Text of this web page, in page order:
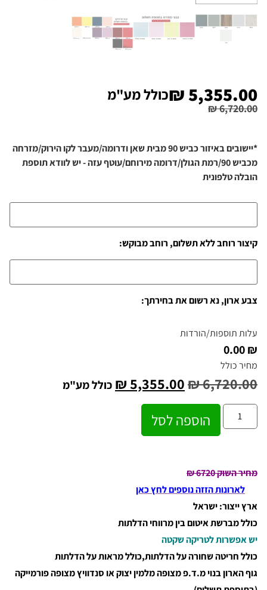
₪6,720.00
₪5,355.00 כולל מע"מ
*יישובים באיזור כביש 90 מבית שאן ודרומה/מעבר לקו הירוק/מזרחה
מכביש 90/רמת הגולן/דרומה מירוחם/עוטף עזה - יש לוודא תוספת
הובלה טלפונית
קיצור רוחב ללא תשלום, רוחב מבוקש:
צבע ארון, נא רשום את בחירתך:
עלות תוספות/הורדות
₪ 0.00
מחיר כולל
₪6,720.00
₪5,355.00 כולל מע"מ
הוספה לסל
מחיר השוק 6720
₪
לארונות הזזה נוספים לחץ כאן
ארץ ייצור: ישראל
כולל מברשת איטום בין מרווחי הדלתות
יש אפשרות לטריקה שקטה
כולל חריטה שחורה על הדלתות,כולל מראות על הדלתות
גוף הארון בנוי מ.ד.פ מצופה מלמין יצוק או סנדוויץ מצופה פורמייקה